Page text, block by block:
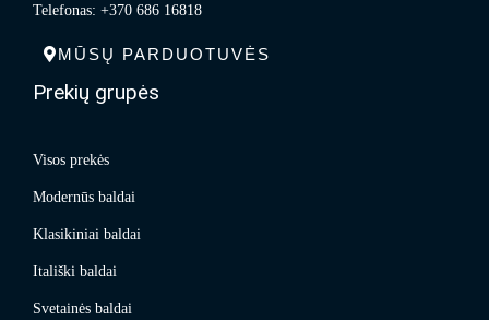
Telefonas: +370 686 16818
MŪSŲ PARDUOTUVĖS
Prekių grupės
Visos prekės
Modernūs baldai
Klasikiniai baldai
Itališki baldai
Svetainės baldai